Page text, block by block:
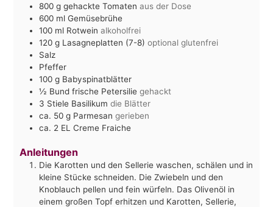
800 g gehackte Tomaten aus der Dose
600 ml Gemüsebrühe
100 ml Rotwein alkoholfrei
120 g Lasagneplatten (7-8) optional glutenfrei
Salz
Pfeffer
100 g Babyspinatblätter
½ Bund frische Petersilie gehackt
3 Stiele Basilikum die Blätter
ca. 50 g Parmesan gerieben
ca. 2 EL Creme Fraiche
Anleitungen
Die Karotten und den Sellerie waschen, schälen und in
kleine Stücke schneiden. Die Zwiebeln und den
Knoblauch pellen und fein würfeln. Das Olivenöl in
einem großen Topf erhitzen und Karotten, Sellerie,